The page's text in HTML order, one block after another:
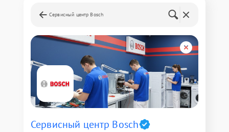
Сервисный центр Bosch
Сервисный центр Bosch